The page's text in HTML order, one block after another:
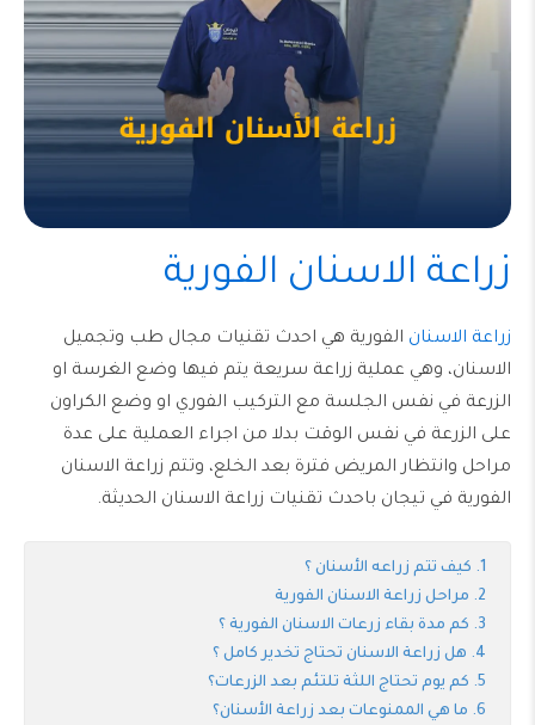
زراعة الاسنان الفورية
زراعة الاسنان الفورية هي احدث تقنيات مجال طب وتجميل
الاسنان، وهي عملية زراعة سريعة يتم فيها وضع الغرسة او
الزرعة في نفس الجلسة مع التركيب الفوري او وضع الكراون
على الزرعة في نفس الوقت بدلا من اجراء العملية على عدة
مراحل وانتظار المريض فترة بعد الخلع، وتتم زراعة الاسنان
الفورية في تيجان باحدث تقنيات زراعة الاسنان الحديثة.
كيف تتم زراعه الأسنان ؟
مراحل زراعة الاسنان الفورية
كم مدة بقاء زرعات الاسنان الفورية ؟
هل زراعة الاسنان تحتاج تخدير كامل ؟
كم يوم تحتاج اللثة تلتئم بعد الزرعات؟
ما هي الممنوعات بعد زراعة الأسنان؟